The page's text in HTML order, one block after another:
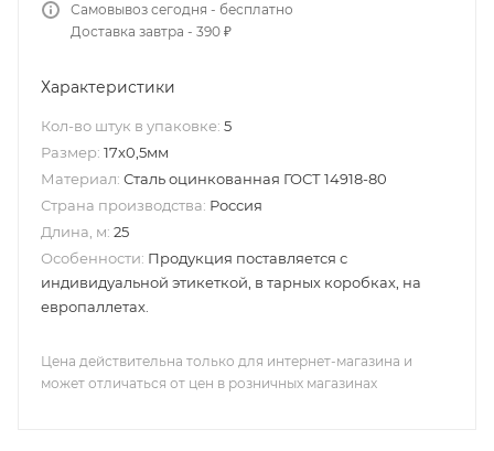
Самовывоз сегодня - бесплатно
Доставка завтра - 390 ₽
Характеристики
Кол-во штук в упаковке: 5
Размер: 17x0,5мм
Материал: Сталь оцинкованная ГОСТ 14918-80
Страна производства: Россия
Длина, м: 25
Особенности: Продукция поставляется с
индивидуальной этикеткой, в тарных коробках, на
европаллетах.
Цена действительна только для интернет-магазина и
может отличаться от цен в розничных магазинах